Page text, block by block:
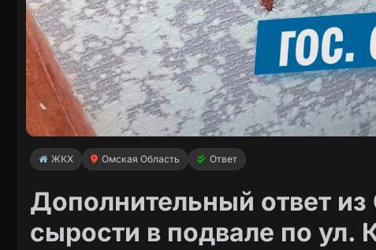
ЖКХ Омская Область Ответ
Дополнительный ответ
сырости в подвале по ул.